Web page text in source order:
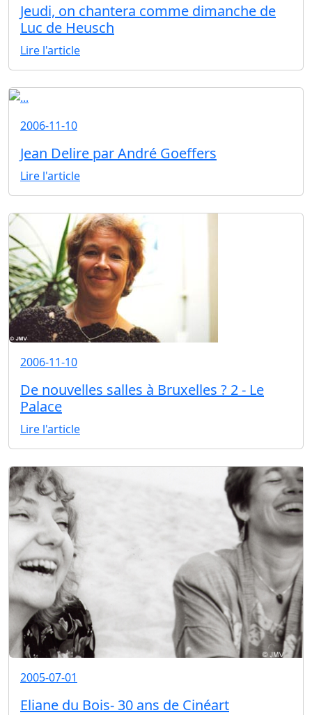
Jeudi, on chantera comme dimanche de
Luc de Heusch
Lire l'article
2006-11-10
Jean Delire par André Goeffers
Lire l'article
2006-11-10
De nouvelles salles à Bruxelles ? 2 - Le
Palace
Lire l'article
2005-07-01
Eliane du Bois- 30 ans de Cinéart